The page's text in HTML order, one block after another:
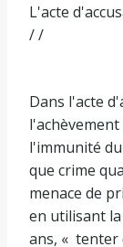
L'acte
/ /
Dans l'acte
l'immunité
que crime
menace de
en utilisant la
ans, « tenter